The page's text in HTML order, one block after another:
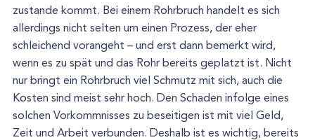
zustande kommt. Bei einem Rohrbruch handelt es sich
allerdings nicht selten um einen Prozess, der eher
schleichend vorangeht – und erst dann bemerkt wird,
wenn es zu spät und das Rohr bereits geplatzt ist. Nicht
nur bringt ein Rohrbruch viel Schmutz mit sich, auch die
Kosten sind meist sehr hoch. Den Schaden infolge eines
solchen Vorkommnisses zu beseitigen ist mit viel Geld,
Zeit und Arbeit verbunden. Deshalb ist es wichtig, bereits